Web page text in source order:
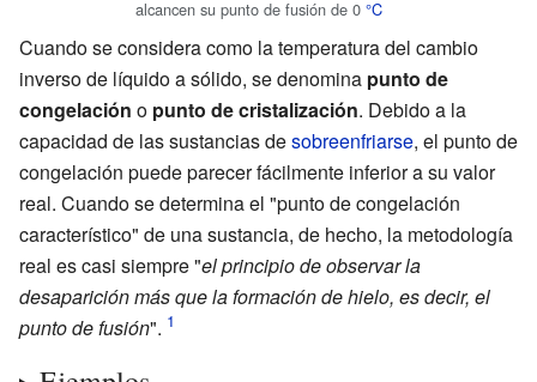
alcancen su punto de fusión de 0 °C
Cuando se considera como la temperatura del cambio
inverso de líquido a sólido, se denomina punto de
congelación o punto de cristalización. Debido a la
capacidad de las sustancias desobreenfriarse, el punto de
congelación puede parecer fácilmente inferior a su valor
real. Cuando se determina el "punto de congelación
característico" de una sustancia, de hecho, la metodología
real es casi siempre "el principio de observar la
desaparición más que la formación de hielo, es decir, el
punto de fusión".